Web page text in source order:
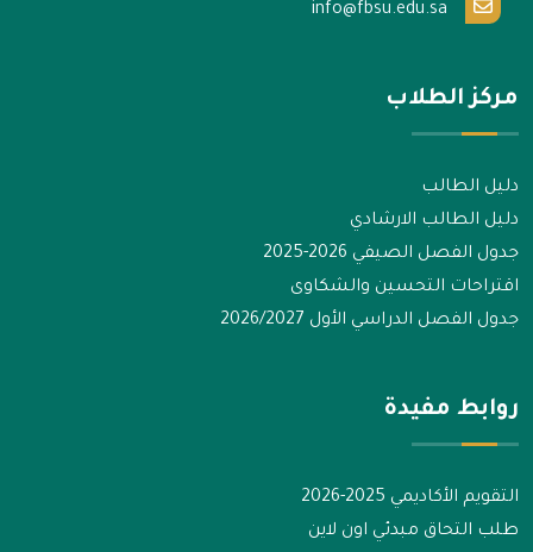
info@fbsu.edu.sa
مركز الطلاب
دليل الطالب
دليل الطالب الارشادي
جدول الفصل الصيفي 2026-2025
اقتراحات التحسين والشكاوى
جدول الفصل الدراسي الأول 2026/2027
روابط مفيدة
التقويم الأكاديمي 2025-2026
طلب التحاق مبدئي اون لاين